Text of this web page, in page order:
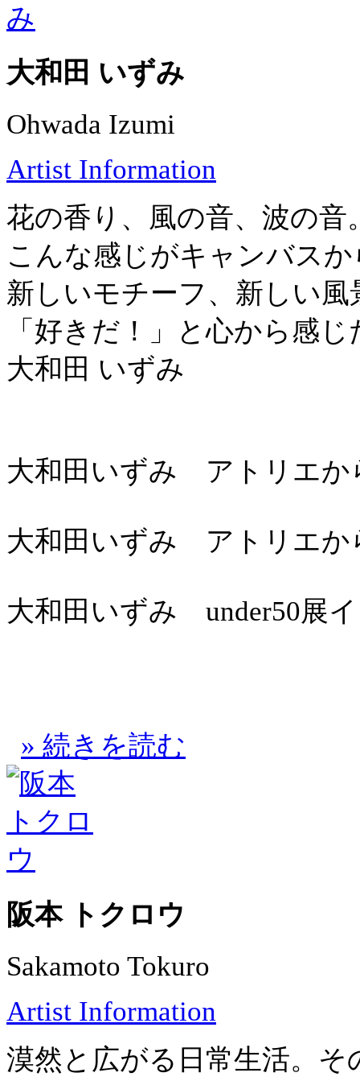
大和田 いずみ
Ohwada Izumi
Artist Information
花の香り、風の音、波の音
こんな感じがキャンバス
新しいモチーフ、新しい
「好きだ！」と心から感
大和田 いずみ
大和田いずみ アトリエ
大和田いずみ アトリエ
大和田いずみ under50展
» 続きを読む
阪本 トクロウ
Sakamoto Tokuro
Artist Information
漠然と広がる日常生活。